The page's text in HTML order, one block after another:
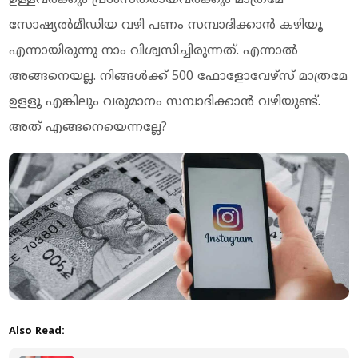
സോഷ്യല്‍മീഡിയ വഴി പണം സമ്പാദിക്കാന്‍ കഴിയൂ
എന്നായിരുന്നു നാം വിശ്വസിച്ചിരുന്നത്. എന്നാല്‍
അങ്ങനെയല്ല. നിങ്ങള്‍ക്ക് 500 ഫോളോവേഴ്‌സ് മാത്രമേ
ഉളളൂ എങ്കിലും വരുമാനം സമ്പാദിക്കാന്‍ വഴിയുണ്ട്.
അത് എങ്ങനെയെന്നല്ലേ?
Also Read: